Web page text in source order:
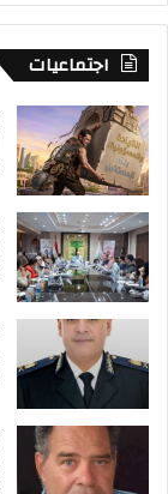
اجتماعيات